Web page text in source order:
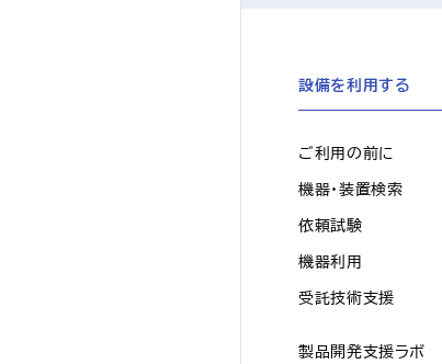
設備を利用する
ご利用の前に
機器・装置検索
依頼試験
機器利用
受託技術支援
製品開発支援ラボ